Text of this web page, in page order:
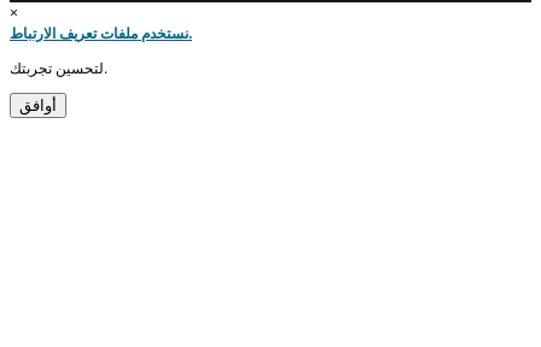
×
نستخدم ملفات تعريف الارتباط.
لتحسين تجربتك.
أوافق